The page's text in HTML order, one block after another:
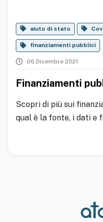
aiuto di stato
finanziamenti pubblici
06 Dicembre 2021
Finanziamenti
Scopri di più sui
qual è la fonte, i dati e